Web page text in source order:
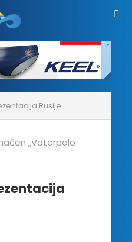
Rusije
„Vaterpolo